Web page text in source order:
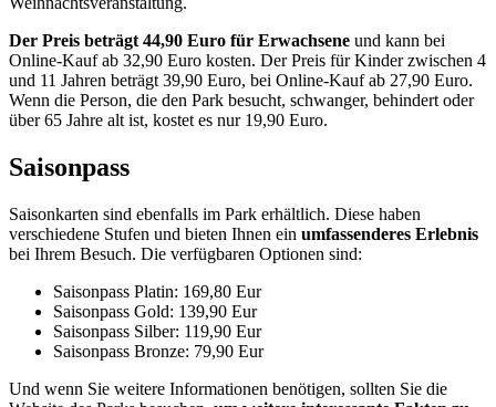
Der Preis beträgt 44,90 Euro für Erwachsene und kann bei
Online-Kauf ab 32,90 Euro kosten. Der Preis für Kinder zwischen 4
und 11 Jahren beträgt 39,90 Euro, bei Online-Kauf ab 27,90 Euro.
Wenn die Person, die den Park besucht, schwanger, behindert oder
über 65 Jahre alt ist, kostet es nur 19,90 Euro.
Saisonpass
Saisonkarten sind ebenfalls im Park erhältlich. Diese haben
verschiedene Stufen und bieten Ihnen ein umfassenderes Erlebnis
bei Ihrem Besuch. Die verfügbaren Optionen sind:
Saisonpass Platin: 169,80 Eur
Saisonpass Gold: 139,90 Eur
Saisonpass Silber: 119,90 Eur
Saisonpass Bronze: 79,90 Eur
Und wenn Sie weitere Informationen benötigen, sollten Sie die